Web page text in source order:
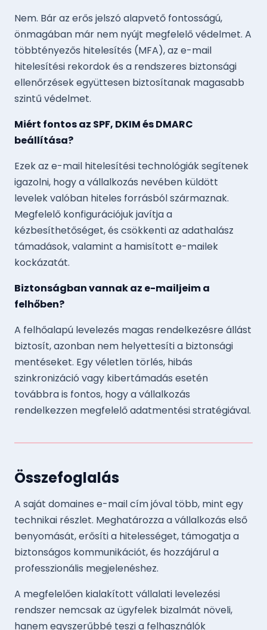
Nem. Bár az erős jelszó alapvető fontosságú,
önmagában már nem nyújt megfelelő védelmet. A
többtényezős hitelesítés (MFA), az e-mail
hitelesítési rekordok és a rendszeres biztonsági
ellenőrzések együttesen biztosítanak magasabb
szintű védelmet.
Miért fontos az SPF, DKIM és DMARC
beállítása?
Ezek az e-mail hitelesítési technológiák segítenek
igazolni, hogy a vállalkozás nevében küldött
levelek valóban hiteles forrásból származnak.
Megfelelő konfigurációjuk javítja a
kézbesíthetőséget, és csökkenti az adathalász
támadások, valamint a hamisított e-mailek
kockázatát.
Biztonságban vannak az e-mailjeim a
felhőben?
A felhőalapú levelezés magas rendelkezésre állást
biztosít, azonban nem helyettesíti a biztonsági
mentéseket. Egy véletlen törlés, hibás
szinkronizáció vagy kibertámadás esetén
továbbra is fontos, hogy a vállalkozás
rendelkezzen megfelelő adatmentési stratégiával.
Összefoglalás
A saját domaines e-mail cím jóval több, mint egy
technikai részlet. Meghatározza a vállalkozás első
benyomását, erősíti a hitelességet, támogatja a
biztonságos kommunikációt, és hozzájárul a
professzionális megjelenéshez.
A megfelelően kialakított vállalati levelezési
rendszer nemcsak az ügyfelek bizalmát növeli,
hanem egyszerűbbé teszi a felhasználók